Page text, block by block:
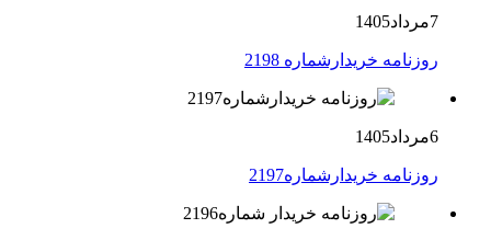
7مرداد1405
روزنامه خریدارشماره 2198
6مرداد1405
روزنامه خریدارشماره2197